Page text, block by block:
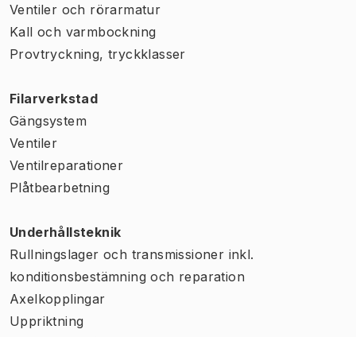
Ventiler och rörarmatur
Kall och varmbockning
Provtryckning, tryckklasser
Filarverkstad
Gängsystem
Ventiler
Ventilreparationer
Plåtbearbetning
Underhållsteknik
Rullningslager och transmissioner inkl.
konditionsbestämning och reparation
Axelkopplingar
Uppriktning